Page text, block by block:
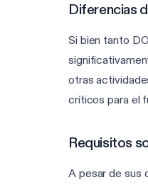
Diferencias
Si bien tanto
otras
críticos para el
Requisitos
A pesar de sus